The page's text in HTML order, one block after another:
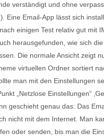
verständigt und ohne
Eine Email-App lässt sich
einigen Test relativ gut mit
herausgefunden, wie sich
Die normale Ansicht zeigt
virtuellen Ordner sortiert
man mit den Einstellungen
„Netzlose Einstellungen“
geschieht genau das: Das
nicht mit dem Internet. Man
oder senden, bis man die